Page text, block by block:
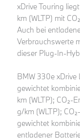
xDrive Touring
km (WLTP) mit
Auch bei
Verbrauchswerte
dieser Plug-In-
BMW 330e xDrive
gewichtet
km (WLTP); CO₂-
g/km (WLTP);
gewichtet
entladener